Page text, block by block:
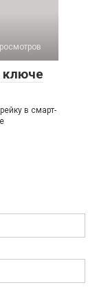
ключе
в смарт-